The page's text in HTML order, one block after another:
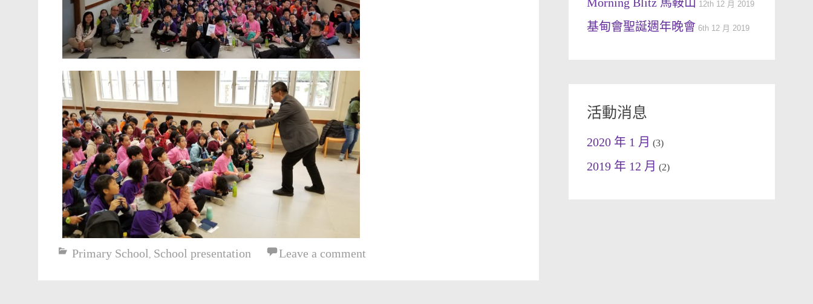
Primary School School presentation Leave a comment
12th 12 月 2019
基甸會聖誕週年晚會 6th 12 月 2019
活動消息
2020 年 1 月 (3)
2019 年 12 月 (2)